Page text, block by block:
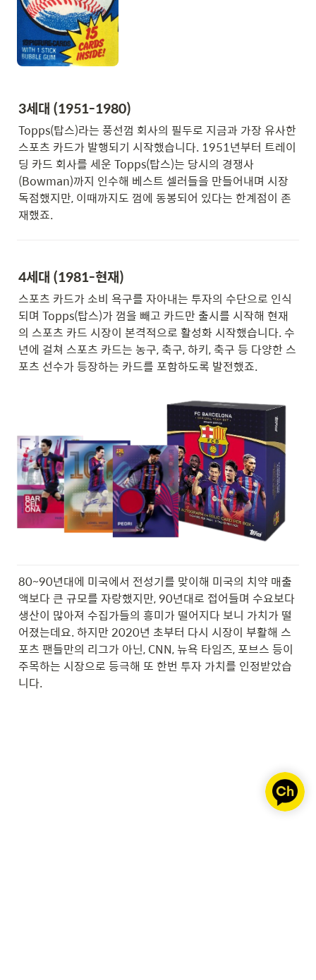
3세대 (1951-1980)
Topps(탑스)라는 풍선껌 회사의 필두로 지금과 가장 유사한
스포츠 카드가 발행되기 시작했습니다. 1951년부터 트레이
딩 카드 회사를 세운 Topps(탑스)는 당시의 경쟁사
(Bowman)까지 인수해 베스트 셀러들을 만들어내며 시장
독점했지만, 이때까지도 껌에 동봉되어 있다는 한계점이 존
재했죠.
4세대 (1981-현재)
스포츠 카드가 소비 욕구를 자아내는 투자의 수단으로 인식
되며 Topps(탑스)가 껌을 빼고 카드만 출시를 시작해 현재
의 스포츠 카드 시장이 본격적으로 활성화 시작했습니다. 수
년에 걸쳐 스포츠 카드는 농구, 축구, 하키, 축구 등 다양한 스
포츠 선수가 등장하는 카드를 포함하도록 발전했죠.
80~90년대에 미국에서 전성기를 맞이해 미국의 치약 매출
액보다 큰 규모를 자랑했지만, 90년대로 접어들며 수요보다
생산이 많아져 수집가들의 흥미가 떨어지다 보니 가치가 떨
어졌는데요. 하지만 2020년 초부터 다시 시장이 부활해 스
포츠 팬들만의 리그가 아닌, CNN, 뉴욕 타임즈, 포브스 등이
주목하는 시장으로 등극해 또 한번 투자 가치를 인정받았습
니다.